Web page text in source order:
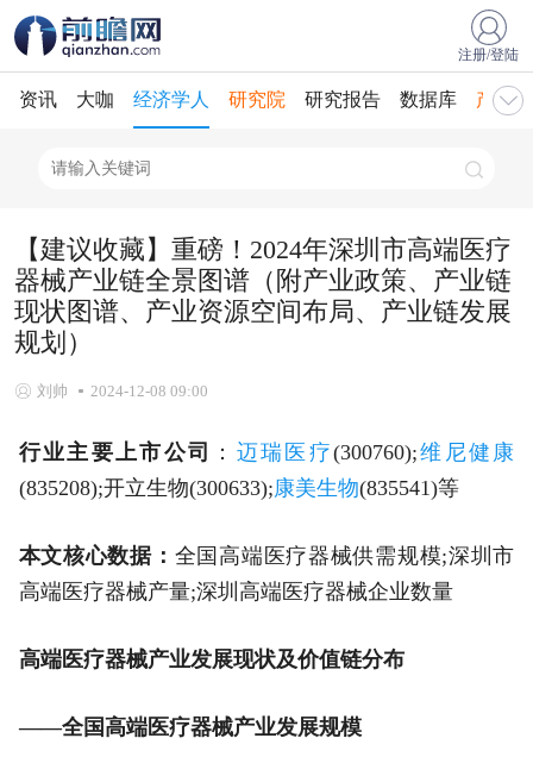
注册/登陆
资讯 大咖 经济学人 研究院 研究报告 数据库 产业
【建议收藏】重磅！2024年深圳市高端医疗
器械产业链全景图谱（附产业政策、产业链
现状图谱、产业资源空间布局、产业链发展
规划）
刘帅 2024-12-08 09:00
行业主要上市公司 ： 迈瑞医疗(300760);维尼健康
(835208);开立生物(300633);康美生物(835541)等
本文核心数据： 全国高端医疗器械供需规模;深圳市
高端医疗器械产量;深圳高端医疗器械企业数量
高端医疗器械产业发展现状及价值链分布
——全国高端医疗器械产业发展规模